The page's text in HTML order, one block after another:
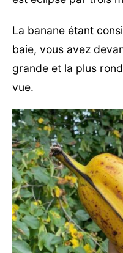
La banane étant
baie, vous avez
grande et la plus
vue.